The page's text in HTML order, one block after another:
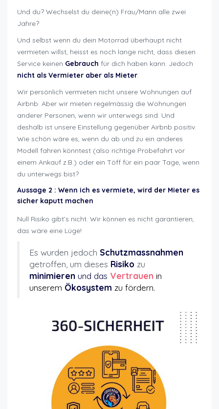
Und du? Wechselst du deine(n) Frau/Mann alle zwei
Jahre?
Und selbst wenn du dein Motorrad überhaupt nicht
vermieten willst, heisst es noch lange nicht, dass diesen
Service keinen Gebrauch für dich haben kann. Jedoch
nicht als Vermieter aber als Mieter.
Wir persönlich vermieten nicht unsere Wohnungen auf
Airbnb. Aber wir mieten regelmässig die Wohnungen
anderer Personen, wenn wir unterwegs sind. Und
deshalb ist unsere Einstellung gegenüber Airbnb positiv.
Wie schön wäre es, wenn du ab und zu ein anderes
Modell fahren könntest (also richtige Probefahrt vor
einem Ankauf z.B.) oder ein Töff für ein paar Tage, wenn
du unterwegs bist?
Aussage 2 : Wenn ich es vermiete, wird der Mieter es
sicher kaputt machen
Null Risiko gibt’s nicht. Wir können es nicht garantieren,
das wäre eine Lüge!
Es wurden jedoch Schutzmassnahmen
getroffen, um dieses Risiko zu
minimieren und das Vertrauen in
unserem Ökosystem zu fördern.